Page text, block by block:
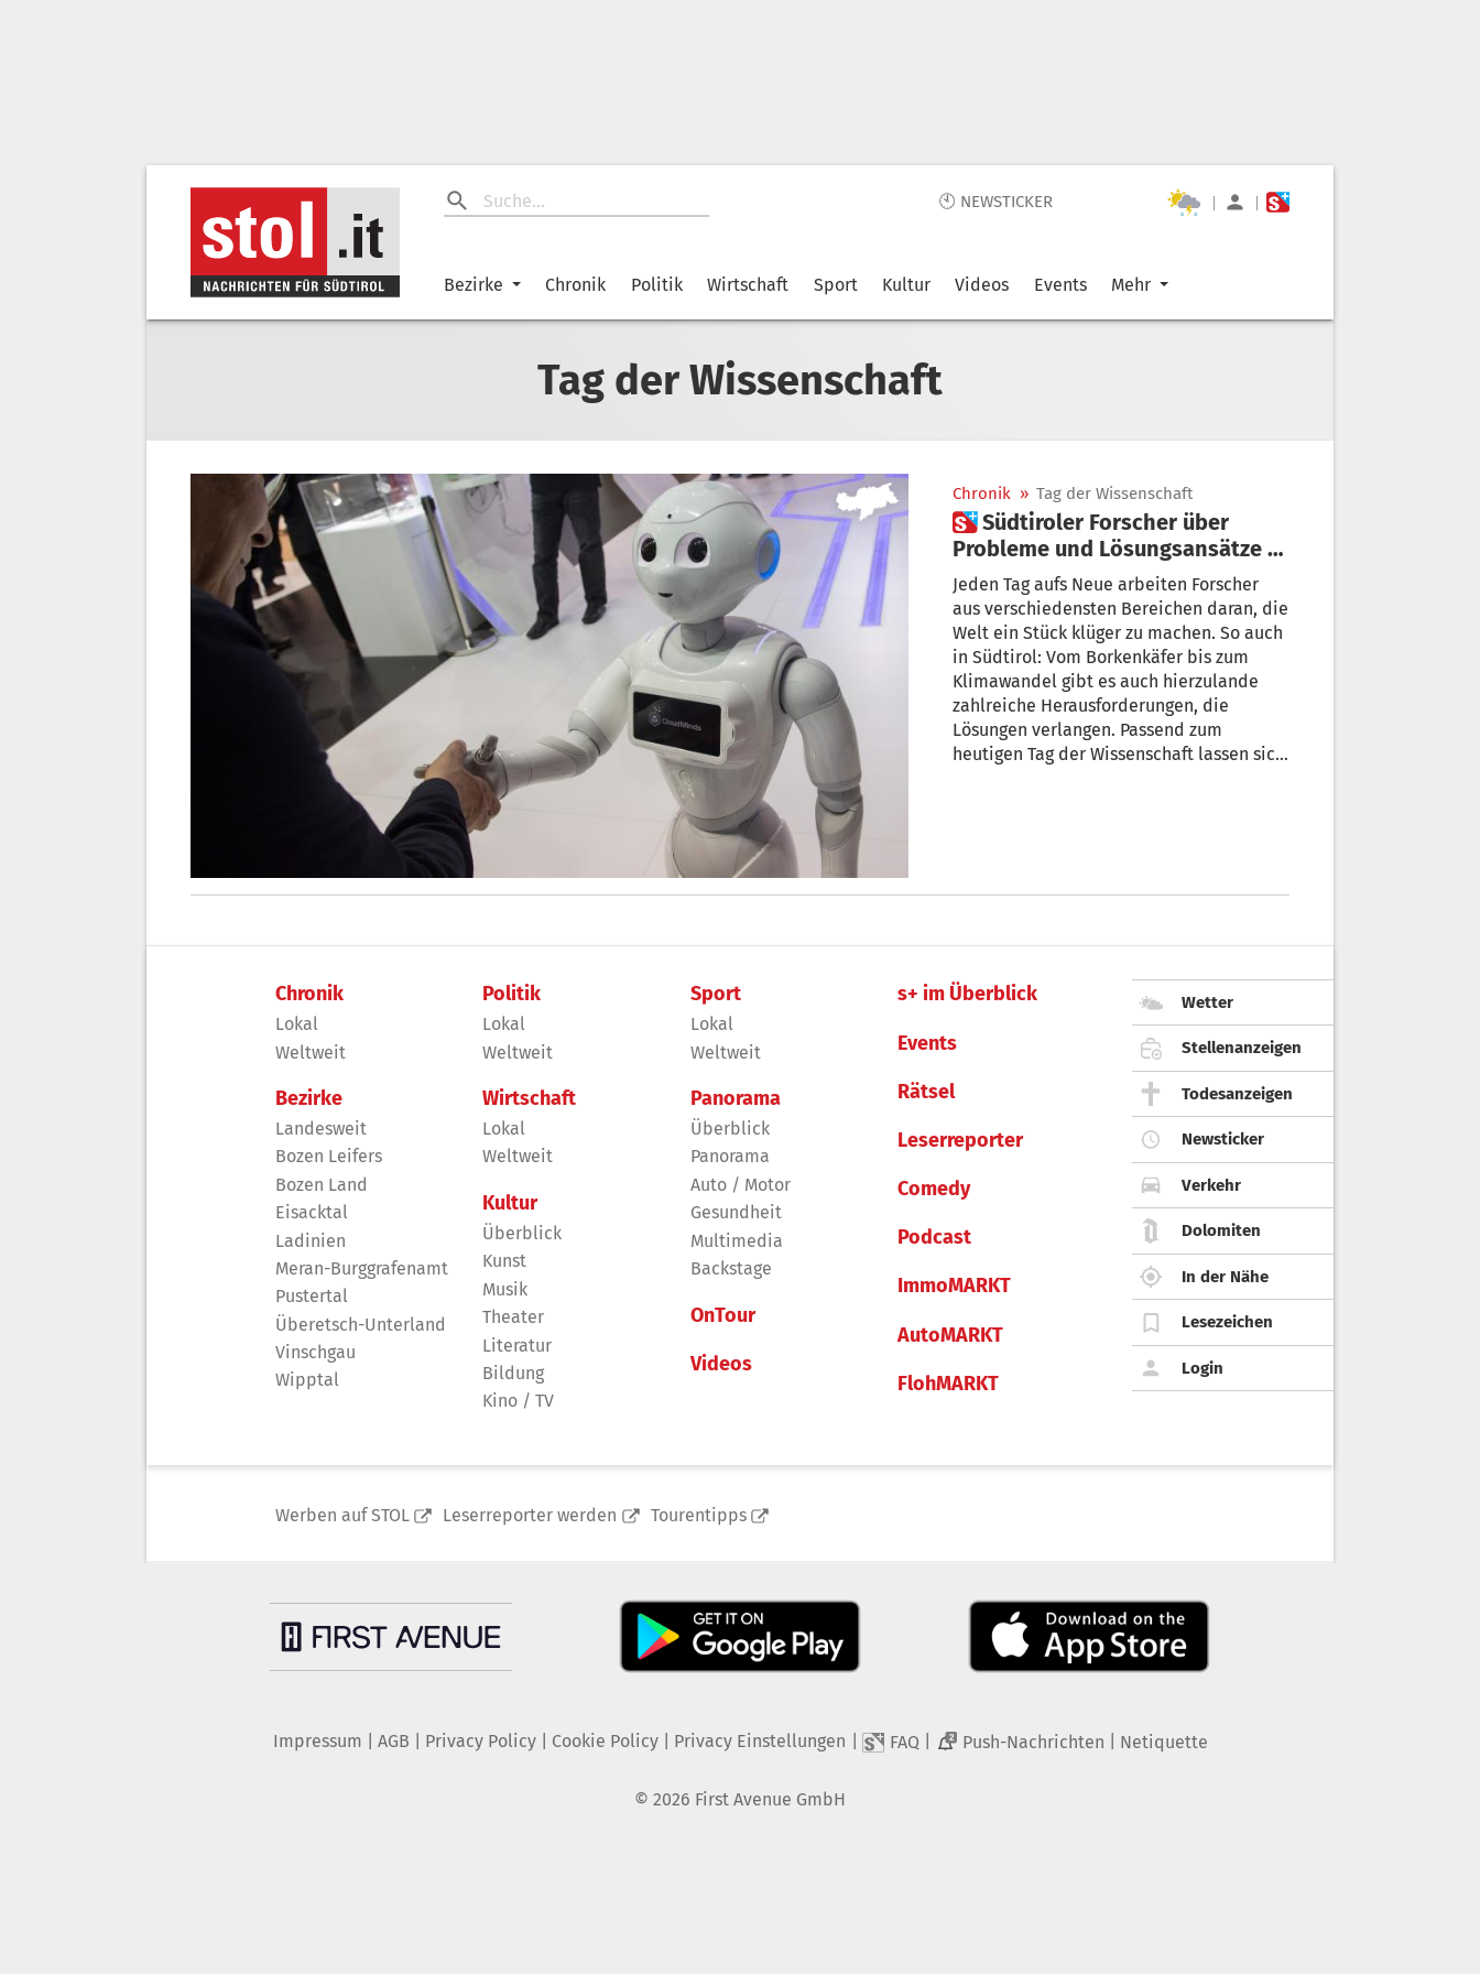
🕙 NEWSTICKER | |
Bezirke Chronik Politik Wirtschaft Sport Kultur Videos Events Mehr
Tag der Wissenschaft
Chronik » Tag der Wissenschaft
 Südtiroler Forscher über
Probleme und Lösungsansätze in
ihrem Bereich
Jeden Tag aufs Neue arbeiten Forscher
aus verschiedensten Bereichen daran, die
Welt ein Stück klüger zu machen. So auch
in Südtirol: Vom Borkenkäfer bis zum
Klimawandel gibt es auch hierzulande
zahlreiche Herausforderungen, die
Lösungen verlangen. Passend zum
heutigen Tag der Wissenschaft lassen sich
Chronik
Lokal
Weltweit
Bezirke
Landesweit
Bozen Leifers
Bozen Land
Eisacktal
Ladinien
Meran-Burggrafenamt
Pustertal
Überetsch-Unterland
Vinschgau
Wipptal
Politik
Lokal
Weltweit
Wirtschaft
Lokal
Weltweit
Kultur
Überblick
Kunst
Musik
Theater
Literatur
Bildung
Kino / TV
Sport
Lokal
Weltweit
Panorama
Überblick
Panorama
Auto / Motor
Gesundheit
Multimedia
Backstage
OnTour
Videos
s+ im Überblick
Events
Rätsel
Leserreporter
Comedy
Podcast
ImmoMARKT
AutoMARKT
FlohMARKT
Wetter
Stellenanzeigen
Todesanzeigen
Newsticker
Verkehr
Dolomiten
In der Nähe
Lesezeichen
Login
Werben auf STOL Leserreporter werden Tourentipps
Impressum AGB Privacy Policy| Cookie Policy| Privacy Einstellungen FAQ 2 Push-Nachrichten Netiquette
© 2026 First Avenue GmbH